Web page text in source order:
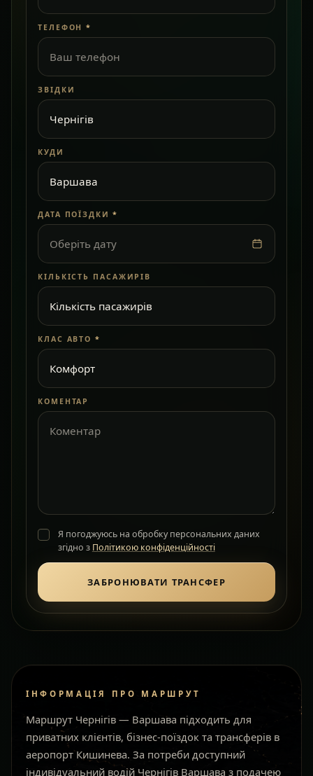
ТЕЛЕФОН *
ЗВІДКИ
КУДИ
ДАТА ПОЇЗДКИ *
Оберіть дату
КІЛЬКІСТЬ ПАСАЖИРІВ
КЛАС АВТО *
КОМЕНТАР
Я погоджуюсь на обробку персональних даних
згідно з Політикою конфіденційності
ЗАБРОНЮВАТИ ТРАНСФЕР
ІНФОРМАЦІЯ ПРО МАРШРУТ
Маршрут Чернігів — Варшава підходить для
приватних клієнтів, бізнес-поїздок та трансферів в
аеропорт Кишинева. За потреби доступний
індивідуальний водій Чернігів Варшава з подачею